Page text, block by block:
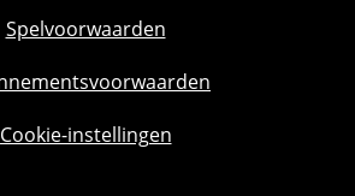
Spelvoorwaarden
Cookie-instellingen